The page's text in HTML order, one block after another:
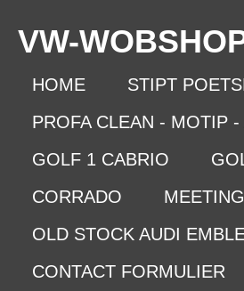
direct
VW-WO
HOME STIPT
PROFA CLEAN - MOTIP
GOLF 1 CABRIO
CORRADO
OLD STOCK AUDI
CONTACT FORMULIER